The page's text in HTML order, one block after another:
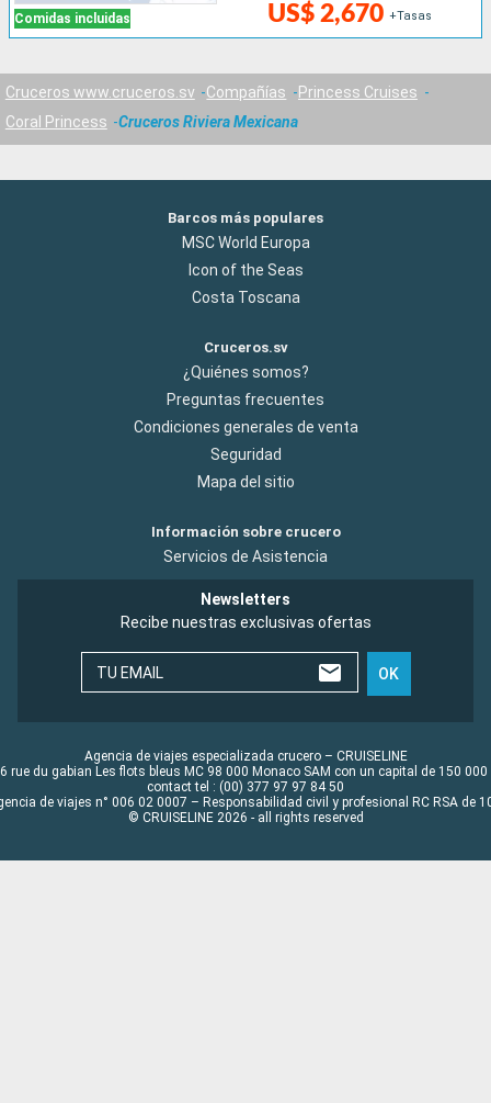
Comidas incluidas US$ 2,670 +Tasas
Cruceros www.cruceros.sv Compañías
Princess Cruises
Coral Princess
Cruceros Riviera Mexicana
Barcos más populares
MSC World Europa
Icon of the Seas
Costa Toscana
Cruceros.sv
¿Quiénes somos?
Preguntas frecuentes
Condiciones generales de venta
Seguridad
Mapa del sitio
Información sobre crucero
Servicios de Asistencia
Newsletters
Recibe nuestras exclusivas ofertas
TU EMAIL OK
Agencia de viajes especializada crucero – CRUISELINE
rue du gabian Les flots bleus MC 98 000 Monaco SAM con un capital de 150 000
contact tel : (00) 377 97 97 84 50
de viajes n° 006 02 0007 – Responsabilidad civil y profesional RC RSA de
© CRUISELINE 2026 - all rights reserved